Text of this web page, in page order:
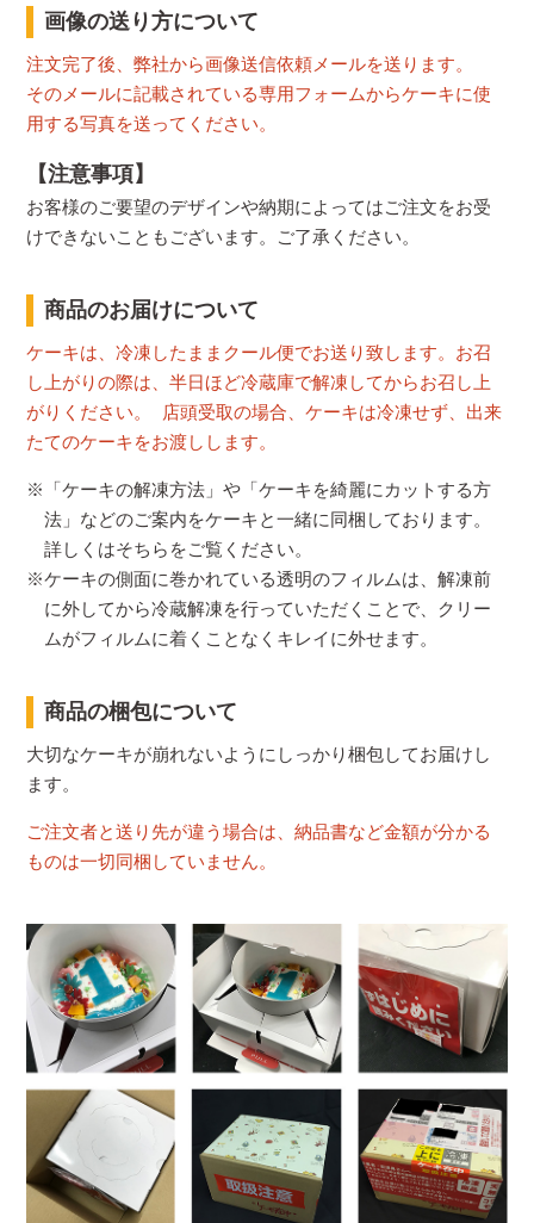
画像の送り方について
注文完了後、弊社から画像送信依頼メールを送ります。
そのメールに記載されている専用フォームからケーキに使
用する写真を送ってください。
【注意事項】
お客様のご要望のデザインや納期によってはご注文をお受
けできないこともございます。ご了承ください。
商品のお届けについて
ケーキは、冷凍したままクール便でお送り致します。お召
し上がりの際は、半日ほど冷蔵庫で解凍してからお召し上
がりください。 店頭受取の場合、ケーキは冷凍せず、出来
たてのケーキをお渡しします。
※「ケーキの解凍方法」や「ケーキを綺麗にカットする方
法」などのご案内をケーキと一緒に同梱しております。
詳しくはそちらをご覧ください。
※ケーキの側面に巻かれている透明のフィルムは、解凍前
に外してから冷蔵解凍を行っていただくことで、クリー
ムがフィルムに着くことなくキレイに外せます。
商品の梱包について
大切なケーキが崩れないようにしっかり梱包してお届けし
ます。
ご注文者と送り先が違う場合は、納品書など金額が分かる
ものは一切同梱していません。